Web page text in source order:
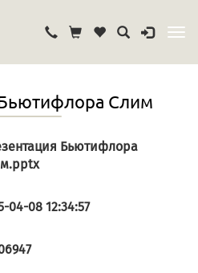
Слим
Бьютифлора
04-08 12:34:57